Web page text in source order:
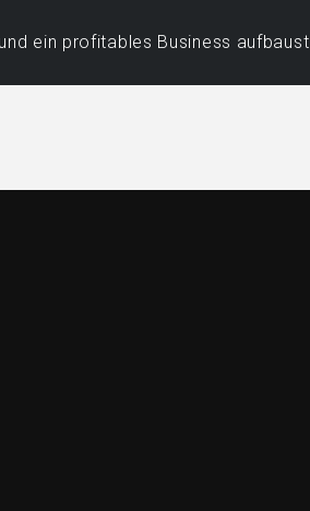
ein profitables Business aufbaust